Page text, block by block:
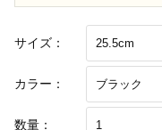
サイズ：
カラー：
数量：